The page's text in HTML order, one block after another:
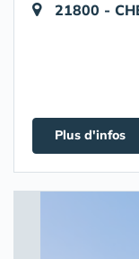
21800 -
Plus d'infos